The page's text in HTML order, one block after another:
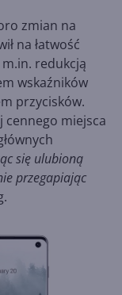
zmian na
na łatwość
redukcją
wskaźników
przycisków.
miejsca
się ulubioną
przegapiając